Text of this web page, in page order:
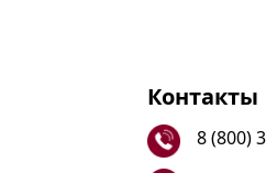
Контакты
8 (800)